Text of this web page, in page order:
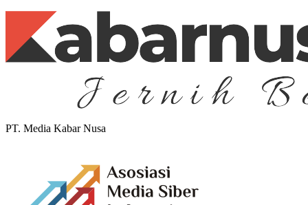
PT. Media Kabar Nusa